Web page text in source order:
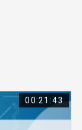
00:21:43